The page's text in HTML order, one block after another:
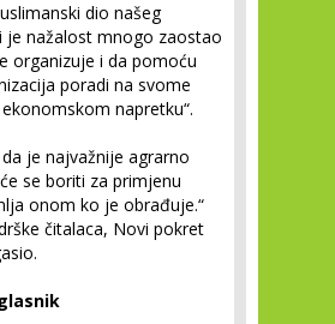
dio našeg
je nažalost mnogo zaostao
organizuje i da pomoću
poradi na svome
napretku“.
je najvažnije agrarno
se boriti za primjenu
onom ko je obrađuje.“
čitalaca, Novi pokret